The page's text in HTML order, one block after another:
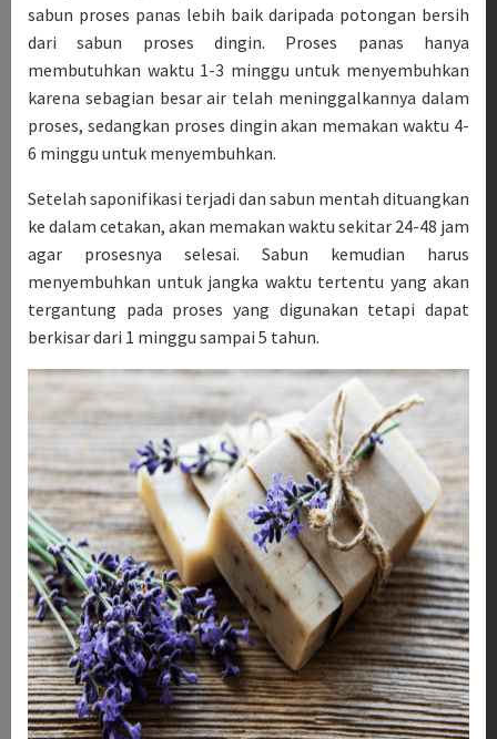
sabun proses panas lebih baik daripada potongan bersih
dari sabun proses dingin. Proses panas hanya
membutuhkan waktu 1-3 minggu untuk menyembuhkan
karena sebagian besar air telah meninggalkannya dalam
proses, sedangkan proses dingin akan memakan waktu 4-
6 minggu untuk menyembuhkan.
Setelah saponifikasi terjadi dan sabun mentah dituangkan
ke dalam cetakan, akan memakan waktu sekitar 24-48 jam
agar prosesnya selesai. Sabun kemudian harus
menyembuhkan untuk jangka waktu tertentu yang akan
tergantung pada proses yang digunakan tetapi dapat
berkisar dari 1 minggu sampai 5 tahun.